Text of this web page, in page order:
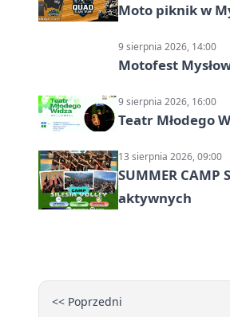
Moto piknik w
9 sierpnia 2026, 14:00
Motofest
9 sierpnia 2026, 16:00
Teatr Młodego
13 sierpnia 2026, 09:00
SUMMER CAMP
aktywnych
<< Poprzedni